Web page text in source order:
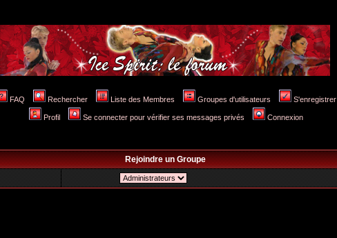
FAQ Rechercher Liste des Membres Groupes d'utilisateurs S'enregistrer
Profil Se connecter pour vérifier ses messages privés Connexion
Rejoindre un Groupe